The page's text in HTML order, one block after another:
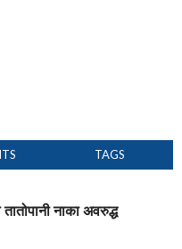
TAGS
नाका अवरुद्ध